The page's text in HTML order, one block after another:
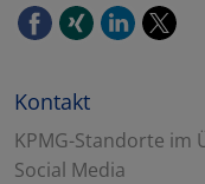
Kontakt
KPMG-Standorte im
Social Media